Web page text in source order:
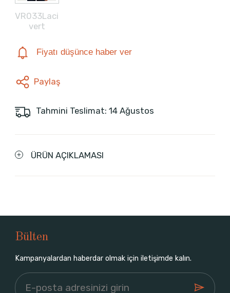
VR033Laci
vert
Fiyatı düşünce haber ver
Paylaş
Tahmini Teslimat: 14 Ağustos
ÜRÜN AÇIKLAMASI
Bülten
Kampanyalardan haberdar olmak için iletişimde kalın.